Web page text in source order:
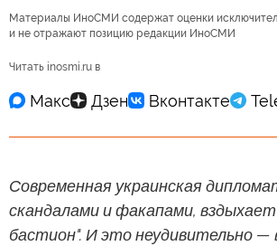
Материалы ИноСМИ содержат оценки
и не отражают позицию редакции ИноСМИ
Читать inosmi.ru в
Современная украинская
скандалами и факапами,
бастион". И это неудивительно —